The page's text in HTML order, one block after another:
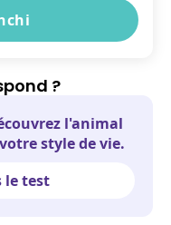
?
l'animal
style de vie.
le test